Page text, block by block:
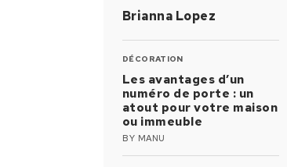
Brianna Lopez
DÉCORATION
Les avantages d’un
numéro de porte : un
atout pour votre maison
ou immeuble
BY MANU